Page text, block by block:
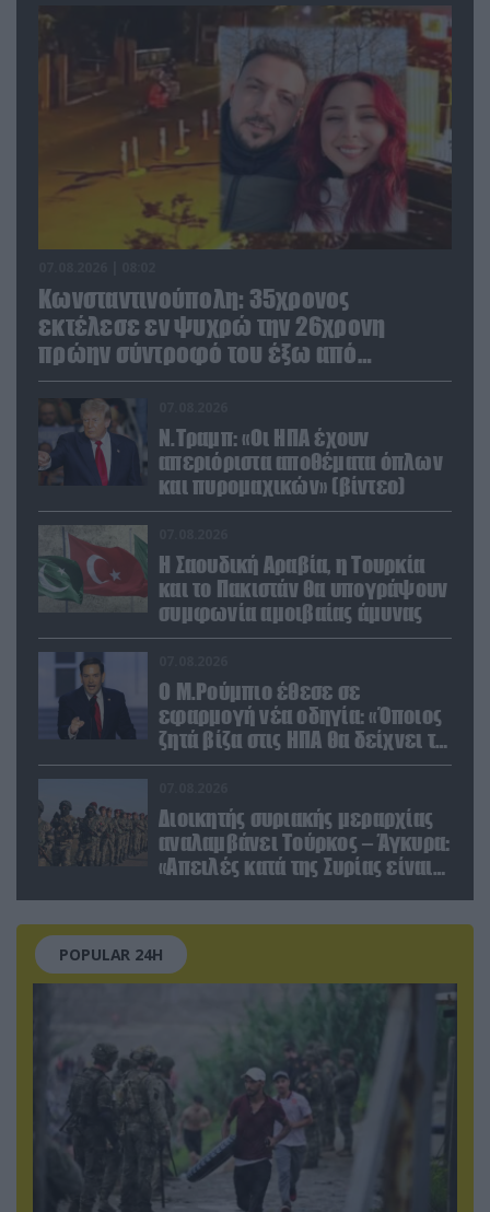
Κωνσταντινούπολη: 35χρονος
εκτέλεσε εν ψυχρώ την 26χρονη
πρώην σύντροφό του έξω από
φαρμακείο (βίντεο)
Ν.Τραμπ: «Οι ΗΠΑ έχουν
απεριόριστα αποθέματα όπλων
και πυρομαχικών» (βίντεο)
Η Σαουδική Αραβία, η Τουρκία
και το Πακιστάν θα υπογράψουν
συμφωνία αμοιβαίας άμυνας
Ο Μ.Ρούμπιο έθεσε σε
εφαρμογή νέα οδηγία: «Όποιος
ζητά βίζα στις ΗΠΑ θα δείχνει τα
social media – Τίποτα κρυφό»
Διοικητής συριακής μεραρχίας
αναλαμβάνει Τούρκος – Άγκυρα:
«Απειλές κατά της Συρίας είναι
POPULAR 24H